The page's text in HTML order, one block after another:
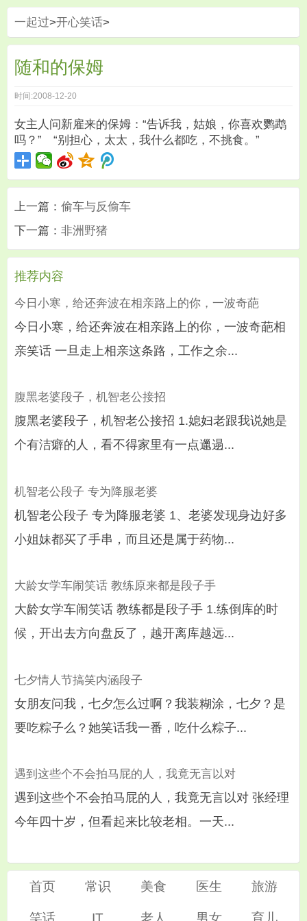
一起过>开心笑话>
随和的保姆
时间:2008-12-20
女主人问新雇来的保姆：“告诉我，姑娘，你喜欢鹦鹉
吗？” “别担心，太太，我什么都吃，不挑食。”
上一篇： 偷车与反偷车
下一篇： 非洲野猪
推荐内容
今日小寒，给还奔波在相亲路上的你，一波奇葩
今日小寒，给还奔波在相亲路上的你，一波奇葩相
亲笑话 一旦走上相亲这条路，工作之余...
腹黑老婆段子，机智老公接招
腹黑老婆段子，机智老公接招 1.媳妇老跟我说她是
个有洁癖的人，看不得家里有一点邋遢...
机智老公段子 专为降服老婆
机智老公段子 专为降服老婆 1、老婆发现身边好多
小姐妹都买了手串，而且还是属于药物...
大龄女学车闹笑话 教练原来都是段子手
大龄女学车闹笑话 教练都是段子手 1.练倒库的时
候，开出去方向盘反了，越开离库越远...
七夕情人节搞笑内涵段子
女朋友问我，七夕怎么过啊？我装糊涂，七夕？是
要吃粽子么？她笑话我一番，吃什么粽子...
遇到这些个不会拍马屁的人，我竟无言以对
遇到这些个不会拍马屁的人，我竟无言以对 张经理
今年四十岁，但看起来比较老相。一天...
首页 常识 美食 医生 旅游